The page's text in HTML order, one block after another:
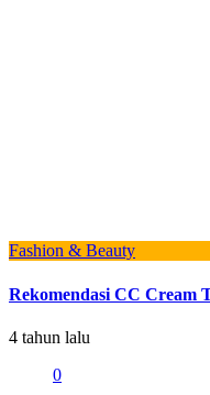
Fashion & Beauty
Rekomendasi CC Cream
4 tahun lalu
0